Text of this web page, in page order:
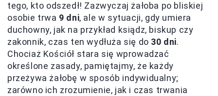
tego, kto odszedł! Zazwyczaj żałoba po bliskiej
osobie trwa 9 dni, ale w sytuacji, gdy umiera
duchowny, jak na przykład ksiądz, biskup czy
zakonnik, czas ten wydłuża się do 30 dni.
Chociaż Kościół stara się wprowadzać
określone zasady, pamiętajmy, że każdy
przeżywa żałobę w sposób indywidualny;
zarówno ich zrozumienie, jak i czas trwania